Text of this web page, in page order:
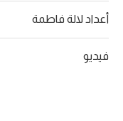
أعداد لالة فاطمة
فيديو